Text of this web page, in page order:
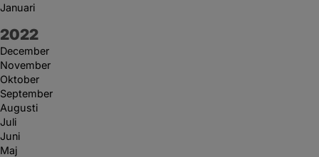
Januari
År:
2022
December
November
Oktober
September
Augusti
Juli
Juni
Maj